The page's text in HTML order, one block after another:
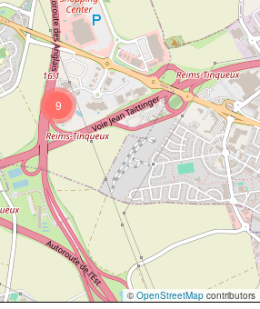
9
©OpenStreetMap contributors